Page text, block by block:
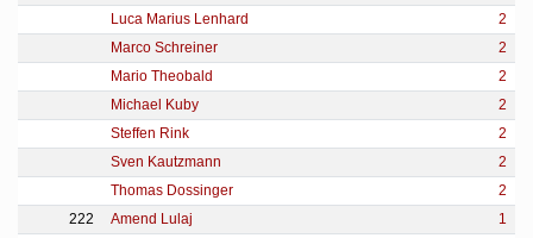
Luca Marius Lenhard
2
Marco Schreiner
2
Mario Theobald
2
Michael Kuby
2
Steffen Rink
2
Sven Kautzmann
2
Thomas Dossinger
2
222
Amend Lulaj
1